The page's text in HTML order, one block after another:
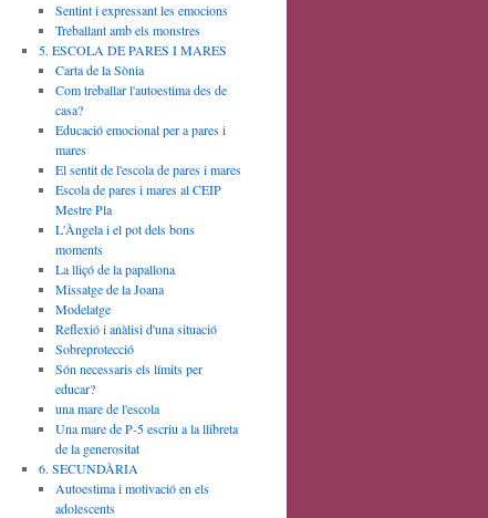
Sentint i expressant les emocions
Treballant amb els monstres
5. ESCOLA DE PARES I MARES
Carta de la Sònia
Com treballar l'autoestima des de
casa?
Educació emocional per a pares i
mares
El sentit de l'escola de pares i mares
Escola de pares i mares al CEIP
Mestre Pla
L'Àngela i el pot dels bons
moments
La lliçó de la papallona
Missatge de la Joana
Modelatge
Reflexió i anàlisi d'una situació
Sobreprotecció
Són necessaris els límits per
educar?
una mare de l'escola
Una mare de P-5 escriu a la llibreta
de la generositat
6. SECUNDÀRIA
Autoestima i motivació en els
adolescents